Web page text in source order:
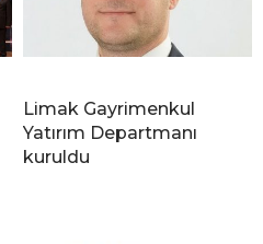
Limak Gayrimenkul
Yatırım Departmanı
kuruldu